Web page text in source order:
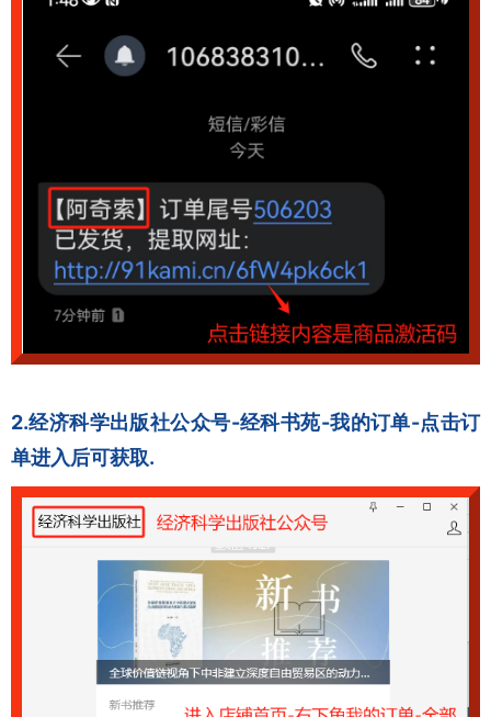
2.经济科学出版社公众号-经科书苑-我的订单-点击订
单进入后可获取.